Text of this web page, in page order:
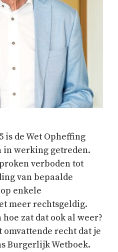
is de Wet Opheffing
in werking getreden.
verboden tot
van bepaalde
enkele
meer rechtsgeldig.
zat dat ook al weer?
omvattende recht dat je
Burgerlijk Wetboek.